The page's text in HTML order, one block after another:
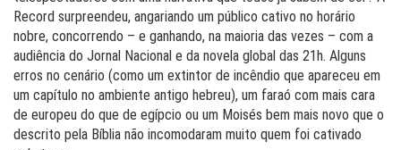
Record surpreendeu, angariando um público cativo no horário
nobre, concorrendo – e ganhando, na maioria das vezes – com a
audiência do Jornal Nacional e da novela global das 21h. Alguns
erros no cenário (como um extintor de incêndio que apareceu em
um capítulo no ambiente antigo hebreu), um faraó com mais cara
de europeu do que de egípcio ou um Moisés bem mais novo que o
descrito pela Bíblia não incomodaram muito quem foi cativado